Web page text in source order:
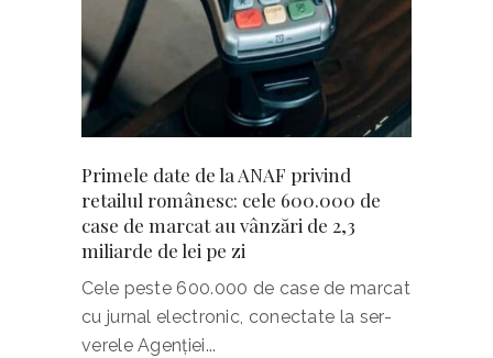
Primele date de la ANAF privind
retailul românesc: cele 600.000 de
case de marcat au vânzări de 2,3
miliarde de lei pe zi
Cele peste 600.000 de case de marcat
cu jurnal elec­tronic, conectate la ser­
verele Agenţiei